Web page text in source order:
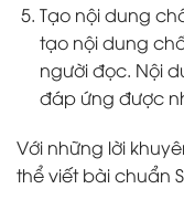
Tạo nội dung
tạo nội dung
người đọc. Nội
đáp ứng được
Với những lời
thể viết bài chuẩn